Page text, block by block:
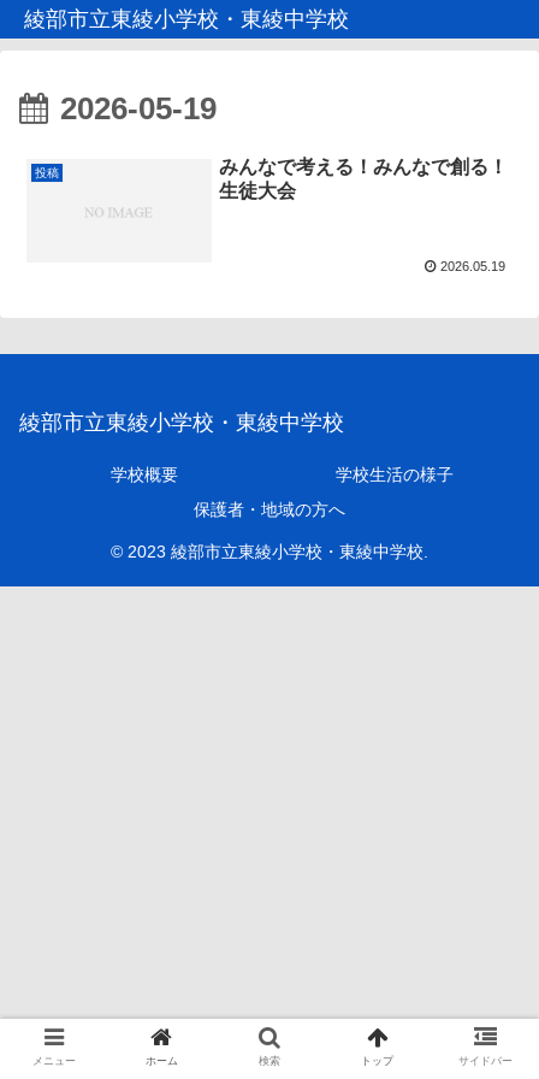
綾部市立東綾小学校・東綾中学校
2026-05-19
投稿
みんなで考える！みんなで創る！
生徒大会
2026.05.19
綾部市立東綾小学校・東綾中学校
学校概要
学校生活の様子
保護者・地域の方へ
© 2023 綾部市立東綾小学校・東綾中学校.
メニュー ホーム 検索 トップ サイドバー